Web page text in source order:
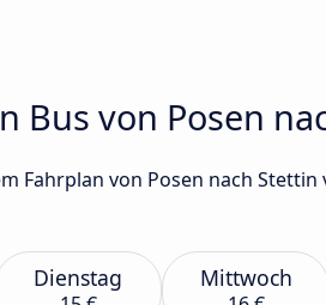
Bus von Posen
Fahrplan von Posen nach
Dienstag Mittwoch